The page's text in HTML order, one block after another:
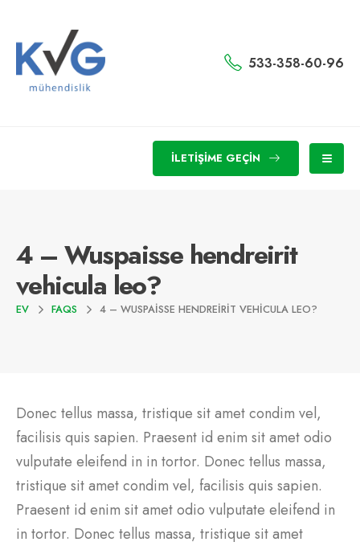
533-358-60-96
İLETIŞIME GEÇIN
4 – Wuspaisse hendreirit
vehicula leo?
EV FAQS 4 – WUSPAISSE HENDREIRIT VEHICULA LEO?
Donec tellus massa, tristique sit amet condim vel,
facilisis quis sapien. Praesent id enim sit amet odio
vulputate eleifend in in tortor. Donec tellus massa,
tristique sit amet condim vel, facilisis quis sapien.
Praesent id enim sit amet odio vulputate eleifend in
in tortor. Donec tellus massa, tristique sit amet